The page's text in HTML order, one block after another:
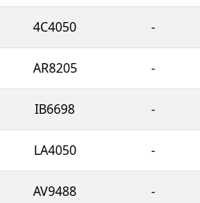
4C4050 -
AR8205 -
IB6698 -
LA4050 -
AV9488 -